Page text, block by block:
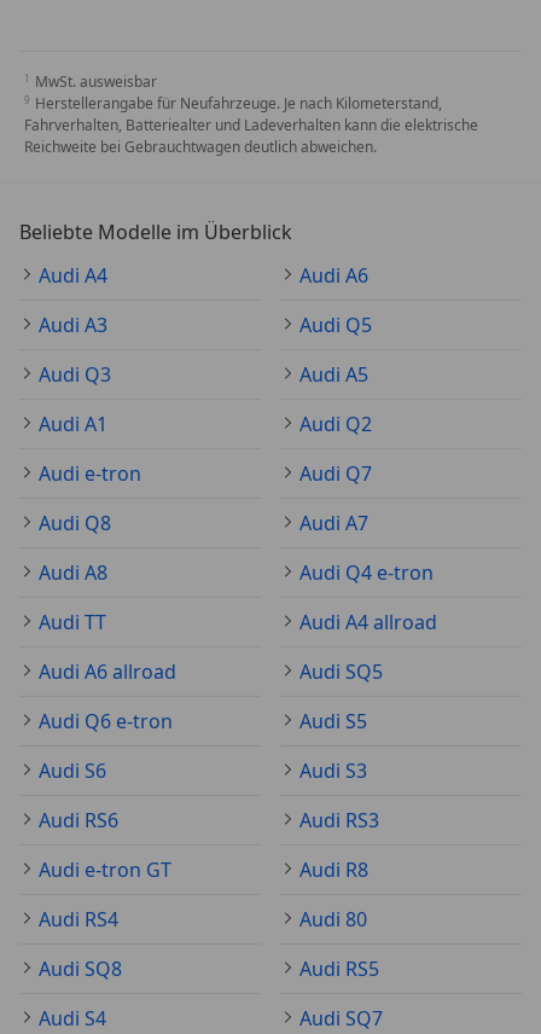
MwSt. ausweisbar
Herstellerangabe für Neufahrzeuge. Je nach Kilometerstand,
Fahrverhalten, Batteriealter und Ladeverhalten kann die elektrische
Reichweite bei Gebrauchtwagen deutlich abweichen.
Beliebte Modelle im Überblick
Audi A4
Audi A6
Audi A3
Audi Q5
Audi Q3
Audi A5
Audi A1
Audi Q2
Audi e-tron
Audi Q7
Audi Q8
Audi A7
Audi A8
Audi Q4 e-tron
Audi TT
Audi A4 allroad
Audi A6 allroad
Audi SQ5
Audi Q6 e-tron
Audi S5
Audi S6
Audi S3
Audi RS6
Audi RS3
Audi e-tron GT
Audi R8
Audi RS4
Audi 80
Audi SQ8
Audi RS5
Audi S4
Audi SQ7